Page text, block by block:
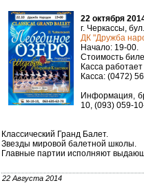
22 октября
г. Черкассы,
ДК "Дружба
Начало: 19-00.
Стоимость
Касса
Касса: (0472)
Информация,
10, (093) 059-
Классический Гранд Балет.
Звезды мировой балетной школы.
Главные партии исполняют
22 Августа 2014